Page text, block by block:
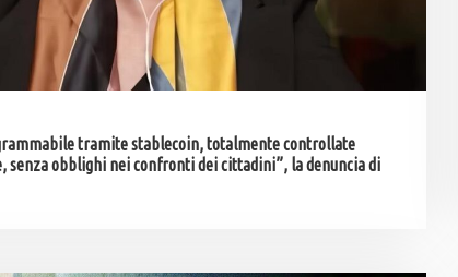
tramite stablecoin, totalmente controllate
obblighi nei confronti dei cittadini”, la denuncia di